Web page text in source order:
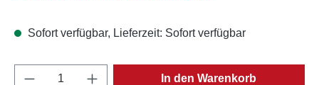
Sofort verfügbar, Lieferzeit: Sofort verfügbar
Produkt Anzahl: Gib den gewünschten
In den Warenkorb